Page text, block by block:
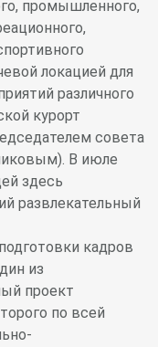
промышленного,
локацией для
различного
курорт
совета
В июле
здесь
развлекательный
кадров
из
проект
по всей